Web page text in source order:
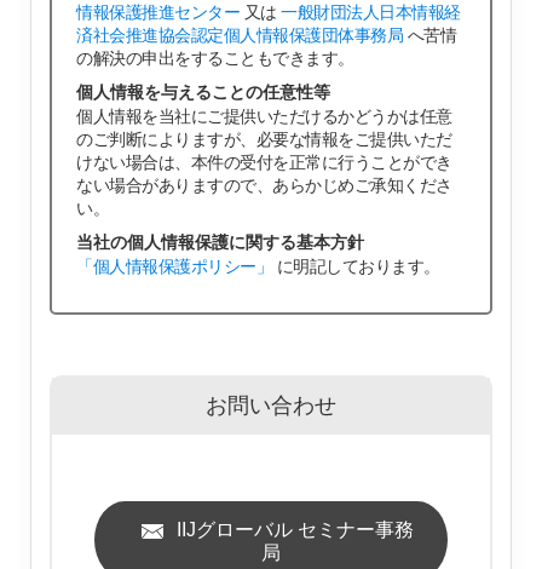
情報保護推進センター 又は 一般財団法人日本情報経
済社会推進協会認定個人情報保護団体事務局 へ苦情
の解決の申出をすることもできます。
個人情報を与えることの任意性等
個人情報を当社にご提供いただけるかどうかは任意
のご判断によりますが、必要な情報をご提供いただ
けない場合は、本件の受付を正常に行うことができ
ない場合がありますので、あらかじめご承知くださ
い。
当社の個人情報保護に関する基本方針
「個人情報保護ポリシー」
に明記しております。
お問い合わせ
IIJグローバル セミナー事務
局